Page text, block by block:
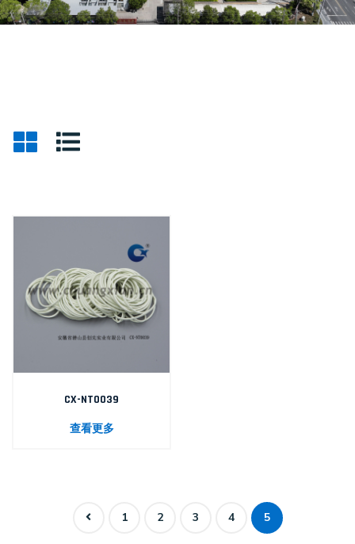
CX-NT0039
查看更多
1 2 3 4 5